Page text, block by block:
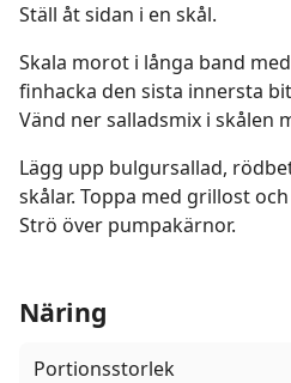
Ställ åt sidan i en skål.
Skala morot i långa band
finhacka den sista innersta
Vänd ner salladsmix i skålen
Lägg upp bulgursallad,
skålar. Toppa med grillost
Strö över pumpakärnor.
Näring
Portionsstorlek